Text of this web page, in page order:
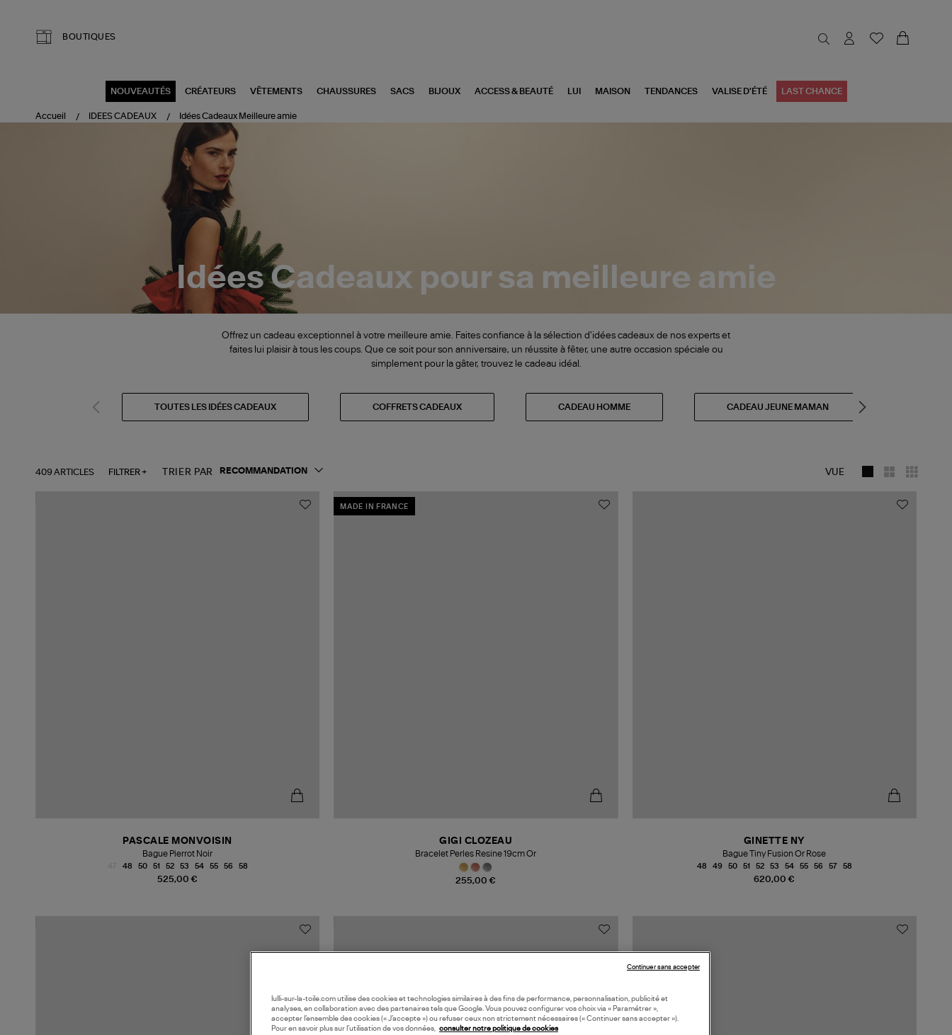
BOUTIQUES
NOUVEAUTÉS CRÉATEURS VÊTEMENTS CHAUSSURES SACS BIJOUX ACCESS & BEAUTÉ LUI MAISON TENDANCES VALISE D'ÉTÉ LAST CHANCE
Accueil IDEES CADEAUX Idées Cadeaux Meilleure amie
Idées Cadeaux pour sa meilleure amie
Offrez un cadeau exceptionnel à votre meilleure amie. Faites confiance à la sélection d'idées cadeaux de nos experts et
faites lui plaisir à tous les coups. Que ce soit pour son anniversaire, un réussite à fêter, une autre occasion spéciale ou
simplement pour la gâter, trouvez le cadeau idéal.
TOUTES LES IDÉES CADEAUX COFFRETS CADEAUX CADEAU HOMME CADEAU JEUNE MAMAN
409 ARTICLES FILTRER + TRIER PAR VUE
525,00 €
PASCALE MONVOISIN
Bague Pierrot Noir
48 50 51 52 53 54 55 56 58
MADE IN FRANCE
255,00 €
GIGI CLOZEAU
Bracelet Perles Resine 19cm Or
620,00 €
GINETTE NY
Bague Tiny Fusion Or Rose
48 49 50 51 52 53 54 55 56 57 58
lulli-sur-la-toile.com utilise des cookies et technologies similaires à des fins de performance, personnalisation, publicité et
analyses, en collaboration avec des partenaires tels que Google. Vous pouvez configurer vos choix via « Paramétrer »,
accepter l’ensemble des cookies (« J’accepte ») ou refuser ceux non strictement nécessaires (« Continuer sans accepter »).
Pour en savoir plus sur l’utilisation de vos données, consulter notre politique de cookies
Continuer sans accepter